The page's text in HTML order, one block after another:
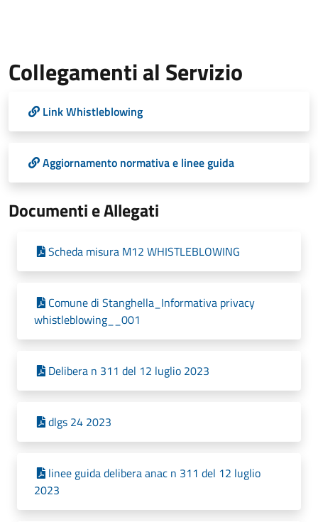
Collegamenti al Servizio
Link Whistleblowing
Aggiornamento normativa e linee guida
Documenti e Allegati
Scheda misura M12 WHISTLEBLOWING
Comune di Stanghella_Informativa privacy
whistleblowing__001
Delibera n 311 del 12 luglio 2023
dlgs 24 2023
linee guida delibera anac n 311 del 12 luglio
2023